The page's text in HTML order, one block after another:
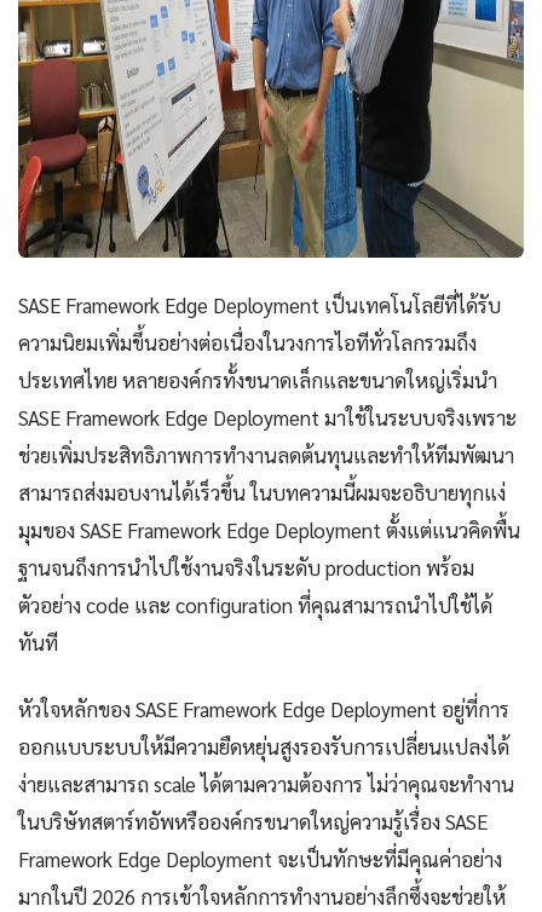
SASE Framework Edge Deployment เป็นเทคโนโลยีที่ได้รับ
ความนิยมเพิ่มขึ้นอย่างต่อเนื่องในวงการไอทีทั่วโลกรวมถึง
ประเทศไทย หลายองค์กรทั้งขนาดเล็กและขนาดใหญ่เริ่มนำ
SASE Framework Edge Deployment มาใช้ในระบบจริงเพราะ
ช่วยเพิ่มประสิทธิภาพการทำงานลดต้นทุนและทำให้ทีมพัฒนา
สามารถส่งมอบงานได้เร็วขึ้น ในบทความนี้ผมจะอธิบายทุกแง่
มุมของ SASE Framework Edge Deployment ตั้งแต่แนวคิดพื้น
ฐานจนถึงการนำไปใช้งานจริงในระดับ production พร้อม
ตัวอย่าง code และ configuration ที่คุณสามารถนำไปใช้ได้
ทันที
หัวใจหลักของ SASE Framework Edge Deployment อยู่ที่การ
ออกแบบระบบให้มีความยืดหยุ่นสูงรองรับการเปลี่ยนแปลงได้
ง่ายและสามารถ scale ได้ตามความต้องการ ไม่ว่าคุณจะทำงาน
ในบริษัทสตาร์ทอัพหรือองค์กรขนาดใหญ่ความรู้เรื่อง SASE
Framework Edge Deployment จะเป็นทักษะที่มีคุณค่าอย่าง
มากในปี 2026 การเข้าใจหลักการทำงานอย่างลึกซึ้งจะช่วยให้